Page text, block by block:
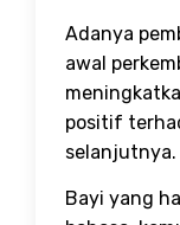
Adanya
awal
positif
selanjutnya.
Bayi yang